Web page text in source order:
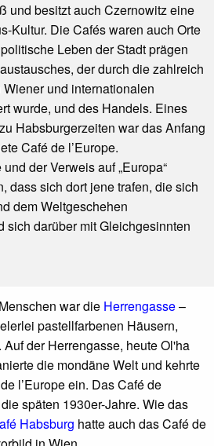
und besitzt auch Czernowitz eine
Kultur. Die Cafés waren auch Orte
Leben der Stadt prägen
der durch die zahlreich
und internationalen
wurde, und des Handels. Eines
Habsburgerzeiten war das Anfang
Café de l’Europe.
der Verweis auf „Europa“
dass sich dort jene trafen, die sich
dem Weltgeschehen
sich darüber mit Gleichgesinnten
war die Herrengasse–
pastellfarbenen Häusern,
der Herrengasse, heute Ol'ha
die mondäne Welt und kehrte
l’Europe ein. Das Café de
späten 1930er-Jahre. Wie das
Habsburg hatte auch das Café de